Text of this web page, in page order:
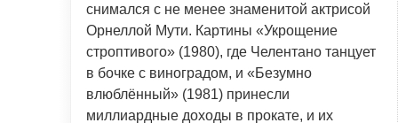
снимался с не менее знаменитой актрисой
Орнеллой Мути. Картины «Укрощение
строптивого» (1980), где Челентано танцует
в бочке с виноградом, и «Безумно
влюблённый» (1981) принесли
миллиардные доходы в прокате, и их